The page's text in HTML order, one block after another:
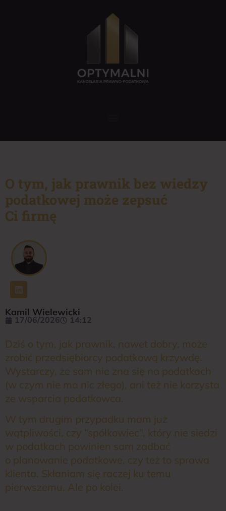
O tym, jak prawnik bez wiedzy
podatkowej może zepsuć
Ci firmę
Kamil Wielewicki
17/06/2026 14:12
Dziś o tym, jak prawnik, nawet dobry, może
zrobić przedsiębiorcy podatkową krzywdę.
Wystarczy, że sam nie zna się na podatkach
(w czym nie ma nic złego), ani też nie korzysta
ze wsparcia podatkowca.
W tym drugim przypadku mam już
wątpliwości, czy “spółkowiec”, który nie siedzi
w podatkach powinien sam zadbać
o planowanie podatkowe, czy też to sprawa
klienta. Skłaniam się raczej ku temu
pierwszemu. Ale po kolei.